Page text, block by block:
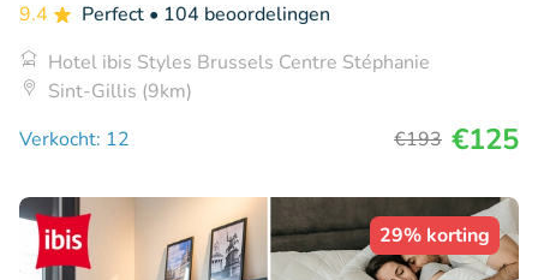
9.4 Perfect • 104 beoordelingen
Hotel ibis Styles Brussels Centre Stéphanie
Sint-Gillis (9km)
Verkocht: 12
€193 €125
29% korting